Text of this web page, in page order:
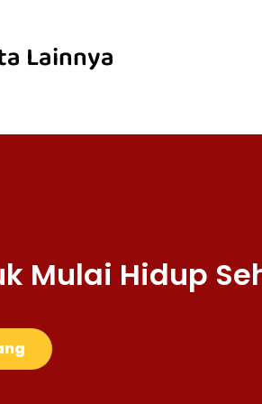
Lainnya
Mulai Hidup